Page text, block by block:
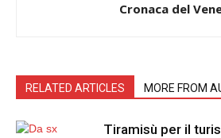
Cronaca del
RELATED ARTICLES MORE FROM
Tiramisù per il